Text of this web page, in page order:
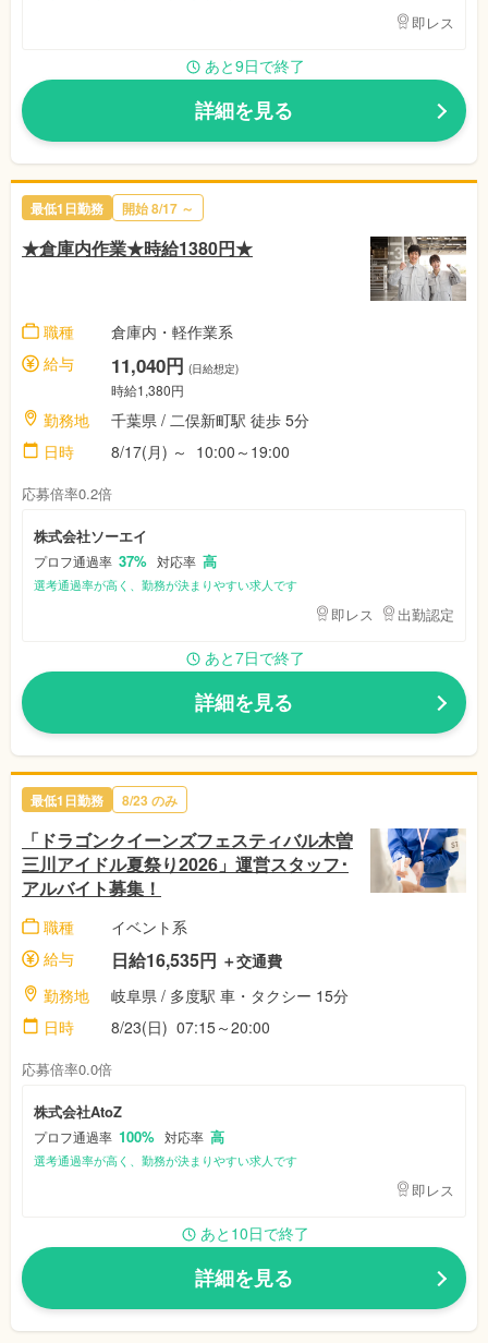
即レス
あと9日で終了
詳細を見る
最低1日勤務 開始 8/17 ～
★倉庫内作業★時給1380円★
職種
倉庫内・軽作業系
給与
11,040円 (日給想定)
時給1,380円
勤務地
千葉県 / 二俣新町駅 徒歩 5分
日時
8/17(月) ～ 10:00～19:00
応募倍率0.2倍
株式会社ソーエイ
プロフ通過率 37% 対応率 高
選考通過率が高く、勤務が決まりやすい求人です
即レス 出勤認定
あと7日で終了
詳細を見る
最低1日勤務 8/23 のみ
「ドラゴンクイーンズフェスティバル木曽
三川アイドル夏祭り2026」運営スタッフ･
アルバイト募集！
職種
イベント系
給与
日給16,535円 ＋交通費
勤務地
岐阜県 / 多度駅 車・タクシー 15分
日時
8/23(日) 07:15～20:00
応募倍率0.0倍
株式会社AtoZ
プロフ通過率 100% 対応率 高
選考通過率が高く、勤務が決まりやすい求人です
即レス
あと10日で終了
詳細を見る